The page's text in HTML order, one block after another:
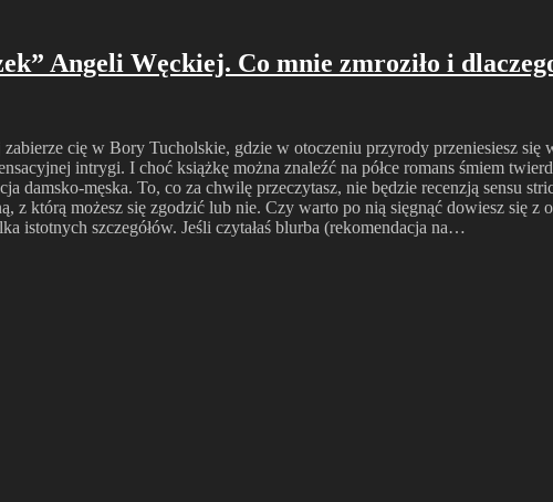
Angeli Węckiej. Co mnie zmroziło i
cię w Bory Tucholskie, gdzie w otoczeniu przyrody przeniesiesz się
intrygi. I choć książkę można znaleźć na półce romans śmiem
damsko-męska. To, co za chwilę przeczytasz, nie będzie recenzją sensu
z którą możesz się zgodzić lub nie. Czy warto po nią sięgnąć dowiesz się z
istotnych szczegółów. Jeśli czytałaś blurba (rekomendacja na…